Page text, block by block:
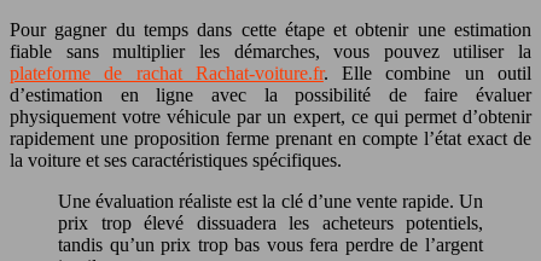
Pour gagner du temps dans cette étape et obtenir une estimation
fiable sans multiplier les démarches, vous pouvez utiliser la
plateforme de rachat Rachat-voiture.fr. Elle combine un outil
d’estimation en ligne avec la possibilité de faire évaluer
physiquement votre véhicule par un expert, ce qui permet d’obtenir
rapidement une proposition ferme prenant en compte l’état exact de
la voiture et ses caractéristiques spécifiques.
Une évaluation réaliste est la clé d’une vente rapide. Un
prix trop élevé dissuadera les acheteurs potentiels,
tandis qu’un prix trop bas vous fera perdre de l’argent